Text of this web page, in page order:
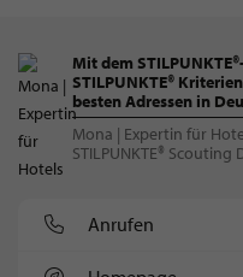
Mit dem
STILPUNKTE®
besten Adressen in
Mona | Expertin für
STILPUNKTE®
Anrufen